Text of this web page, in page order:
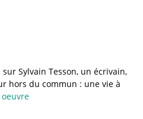
sur Sylvain Tesson, un écrivain,
hors du commun : une vie à